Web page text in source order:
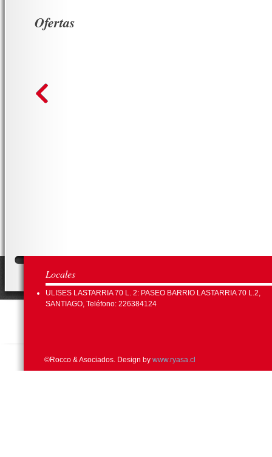
Ofertas
Locales
ULISES LASTARRIA 70 L. 2: PASEO BARRIO LASTARRIA 70 L.2,
SANTIAGO, Teléfono: 226384124
©Rocco & Asociados. Design by www.ryasa.cl